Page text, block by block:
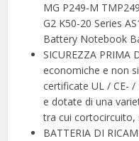
MG P249-M
G2 K50-20 Series
Battery Notebook
SICUREZZA
economiche e non
certificate UL / CE- /
e dotate di una
tra cui cortocircuito,
BATTERIA DI